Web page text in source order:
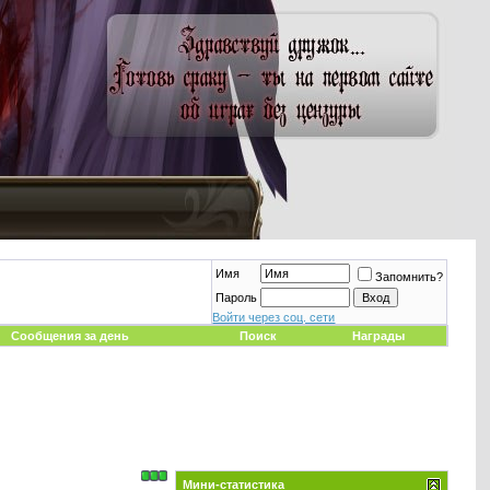
Имя
Запомнить?
Пароль
Войти через соц. сети
Сообщения за день
Поиск Награды
Мини-статистика